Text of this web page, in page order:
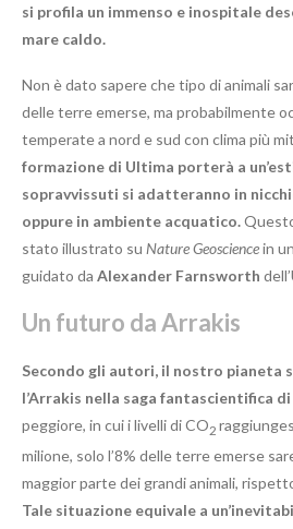
si profila un immenso e inospitale
mare caldo.
Non è dato sapere che tipo di animali
delle terre emerse, ma probabilmente
temperate a nord e sud con clima più
formazione di Ultima porterà a
sopravvissuti si adatteranno in
oppure in ambiente acquatico.
stato illustrato su Nature Geosciencein
guidato da Alexander Farnsworth
Un futuro da Arrakis
Secondo gli autori, il nostro pianeta
l’Arrakis nella saga fantascientifica di
peggiore, in cui i livelli di CO2
milione, solo l’8% delle terre emerse
maggior parte dei grandi animali,
Tale situazione equivale a